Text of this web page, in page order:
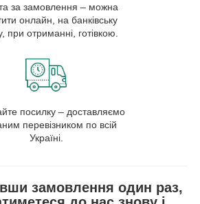
за замовлення – можна
онлайн, на банківську
при отриманні, готівкою.
посилку – доставляємо
перевізником по всій
Україні.
замовлення один раз,